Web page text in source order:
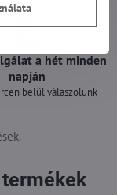
a hét minden
napján
belül válaszolunk